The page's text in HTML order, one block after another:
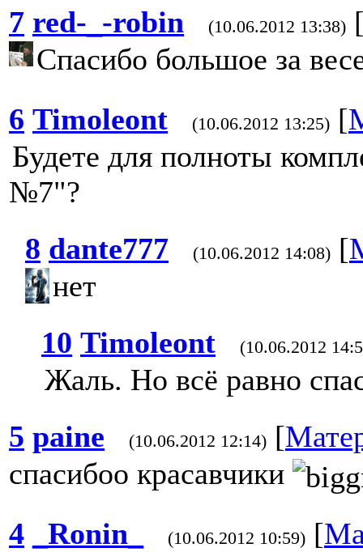
7 red-_-robin (10.06.2012 13:38)
Спасибо большое за
6 Timoleont (10.06.2012 13:25) [
Будете для полноты
№7"?
8 dante777 (10.06.2012 14:08) [
нет
10 Timoleont (10.06.2012
Жаль. Но всё равно
5 paine (10.06.2012 12:14) [
спасибоо красавчики
4
_Ronin_ (10.06.2012 10:59) [